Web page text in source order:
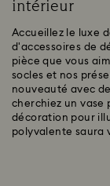
intérieur
Accueillez le luxe
d'accessoires de
pièce que vous
socles et nos
nouveauté avec
cherchiez un vase
décoration pour
polyvalente saura